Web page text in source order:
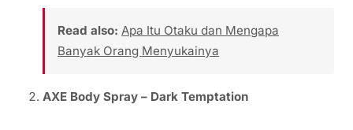
Read also: Apa Itu Otaku dan Mengapa
Banyak Orang Menyukainya
AXE Body Spray – Dark Temptation